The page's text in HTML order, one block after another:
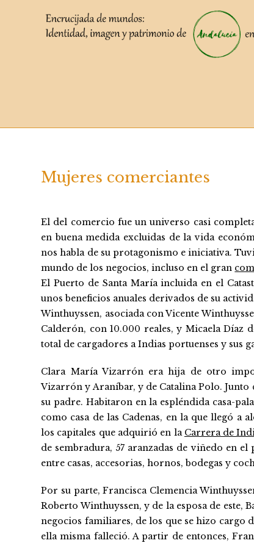
Mujeres comerciantes
El del comercio fue un universo casi
en buena medida excluidas de la vida
nos habla de su protagonismo e iniciativa.
mundo de los negocios, incluso en el gran
El Puerto de Santa María incluida en el
unos beneficios anuales derivados de su
Winthuyssen, asociada con Vicente
Calderón, con 10.000 reales, y Micaela Díaz
total de cargadores a Indias portuenses y sus
Clara María Vizarrón era hija de otro
Vizarrón y Araníbar, y de Catalina Polo.
su padre. Habitaron en la espléndida casa-
como casa de las Cadenas, en la que llegó
los capitales que adquirió en la Carrera de
de sembradura, 57 aranzadas de viñedo en
entre casas, accesorias, hornos, bodegas y
Por su parte, Francisca Clemencia
Roberto Winthuyssen, y de la esposa de este,
negocios familiares, de los que se hizo cargo
ella misma falleció. A partir de entonces,